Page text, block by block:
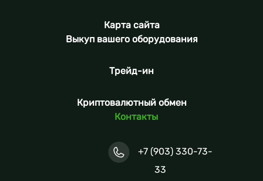
Карта сайта
Выкуп вашего оборудования
Трейд-ин
Криптовалютный обмен
Контакты
+7 (903) 330-73-
33